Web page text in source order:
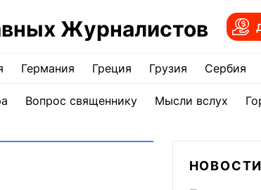
Журналистов
Германия Греция Грузия Сербия
Вопрос священнику Мысли вслух
НОВОСТИ